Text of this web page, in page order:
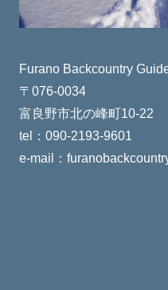
Furano Backcountry
〒076-0034
富良野市北の峰町10-22
tel：090-2193-9601
e-mail：